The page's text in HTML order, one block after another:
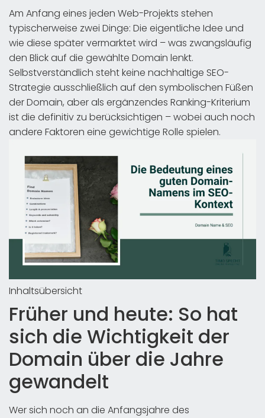
Am Anfang eines jeden Web-Projekts stehen
typischerweise zwei Dinge: Die eigentliche Idee und
wie diese später vermarktet wird – was zwangsläufig
den Blick auf die gewählte Domain lenkt.
Selbstverständlich steht keine nachhaltige SEO-
Strategie ausschließlich auf den symbolischen Füßen
der Domain, aber als ergänzendes Ranking-Kriterium
ist die definitiv zu berücksichtigen – wobei auch noch
andere Faktoren eine gewichtige Rolle spielen.
Inhaltsübersicht
Früher und heute: So hat
sich die Wichtigkeit der
Domain über die Jahre
gewandelt
Wer sich noch an die Anfangsjahre des